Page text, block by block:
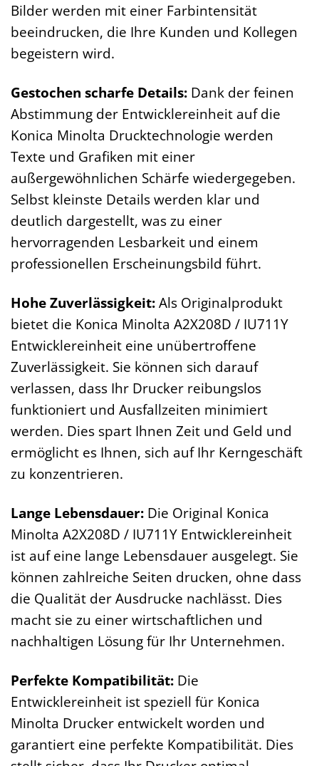
Bilder werden mit einer Farbintensität
beeindrucken, die Ihre Kunden und Kollegen
begeistern wird.
Gestochen scharfe Details: Dank der feinen
Abstimmung der Entwicklereinheit auf die
Konica Minolta Drucktechnologie werden
Texte und Grafiken mit einer
außergewöhnlichen Schärfe wiedergegeben.
Selbst kleinste Details werden klar und
deutlich dargestellt, was zu einer
hervorragenden Lesbarkeit und einem
professionellen Erscheinungsbild führt.
Hohe Zuverlässigkeit:Als Originalprodukt
bietet die Konica Minolta A2X208D / IU711Y
Entwicklereinheit eine unübertroffene
Zuverlässigkeit. Sie können sich darauf
verlassen, dass Ihr Drucker reibungslos
funktioniert und Ausfallzeiten minimiert
werden. Dies spart Ihnen Zeit und Geld und
ermöglicht es Ihnen, sich auf Ihr Kerngeschäft
zu konzentrieren.
Lange Lebensdauer: Die Original Konica
Minolta A2X208D / IU711Y Entwicklereinheit
ist auf eine lange Lebensdauer ausgelegt. Sie
können zahlreiche Seiten drucken, ohne dass
die Qualität der Ausdrucke nachlässt. Dies
macht sie zu einer wirtschaftlichen und
nachhaltigen Lösung für Ihr Unternehmen.
Perfekte Kompatibilität: Die
Entwicklereinheit ist speziell für Konica
Minolta Drucker entwickelt worden und
garantiert eine perfekte Kompatibilität. Dies